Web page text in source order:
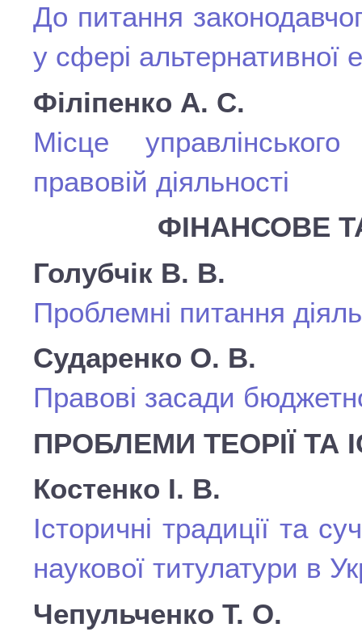
До питання
у сфері альтернативної
Філіпенко А. С.
Місце
правовій діяльності
ФІНАНСОВЕ
Голубчік В. В.
Проблемні питання
Сударенко О. В.
Правові засади
ПРОБЛЕМИ ТЕОРІЇ ТА
Костенко І. В.
Історичні традиції та
наукової титулатури в
Чепульченко Т. О.